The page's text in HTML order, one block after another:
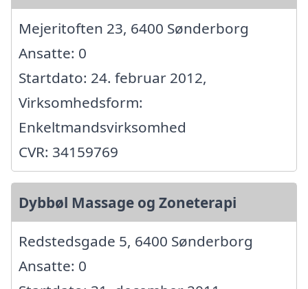
Mejeritoften 23, 6400 Sønderborg
Ansatte: 0
Startdato: 24. februar 2012,
Virksomhedsform:
Enkeltmandsvirksomhed
CVR: 34159769
Dybbøl Massage og Zoneterapi
Redstedsgade 5, 6400 Sønderborg
Ansatte: 0